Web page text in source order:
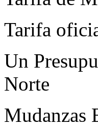
Tarifa
Un
Norte
Mudanzas